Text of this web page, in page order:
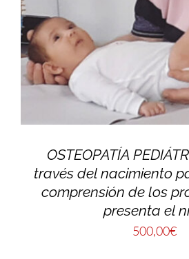
OSTEOPATÍA
través del nacimiento
comprensión de los
presenta el
500,00€